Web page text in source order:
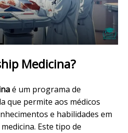
Medicina?
é um programa de
que permite aos médicos
e habilidades em
Este tipo de